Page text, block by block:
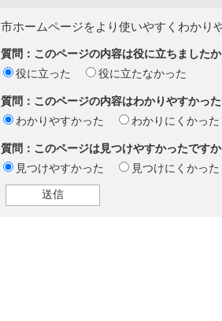
市ホームページをより使いやすくわかり
質問：このページの内容は役に立ちましたか
役に立った
役に立たなかった
質問：このページの内容はわかりやすかっ
わかりやすかった
わかりにくかった
質問：このページは見つけやすかったですか
見つけやすかった
見つけにくかった